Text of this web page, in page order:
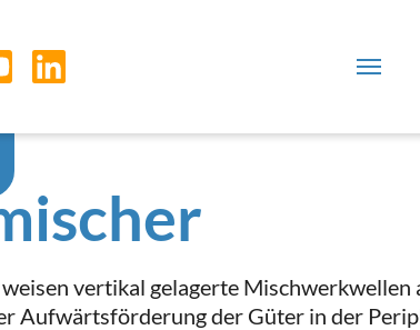
vertikal gelagerte
Aufwärtsförderung der Güter in der